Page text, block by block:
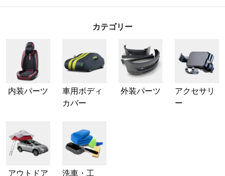
カテゴリー
内装パーツ
車用ボディ
カバー
外装パーツ
アクセサリ
ー
アウトドア
洗車・工